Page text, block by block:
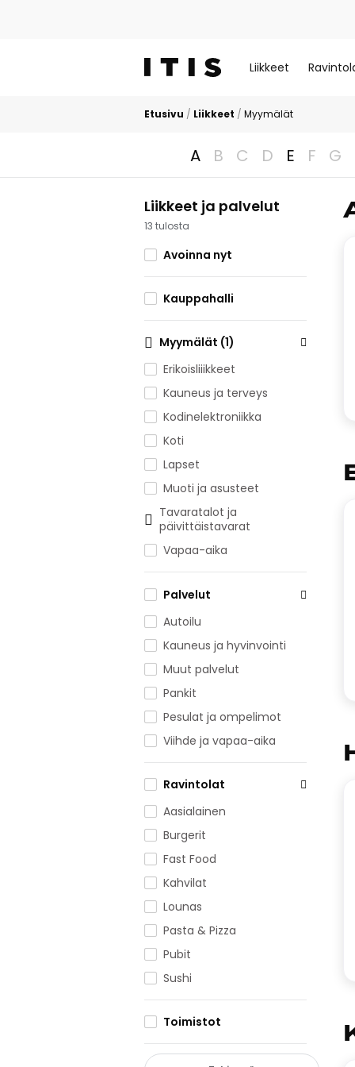
Liikkeet
Etusivu / Liikkeet / Myymälät
A B C D E F G
Liikkeet ja palvelut
13 tulosta
Avoinna nyt
Kauppahalli
Myymälät (1)
Erikoisliiikkeet
Kauneus ja terveys
Kodinelektroniikka
Koti
Lapset
Muoti ja asusteet
Tavaratalot ja
päivittäistavarat
Vapaa-aika
Palvelut
Autoilu
Kauneus ja hyvinvointi
Muut palvelut
Pankit
Pesulat ja ompelimot
Viihde ja vapaa-aika
Ravintolat
Aasialainen
Burgerit
Fast Food
Kahvilat
Lounas
Pasta & Pizza
Pubit
Sushi
Toimistot